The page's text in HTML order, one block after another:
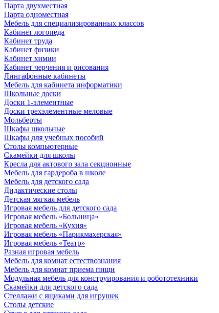
Парта двухместная
Парта одноместная
Мебель для специализированных классов
Кабинет логопеда
Кабинет труда
Кабинет физики
Кабинет химии
Кабинет черчения и рисования
Лингафонные кабинеты
Мебель для кабинета информатики
Школьные доски
Доски 1-элементные
Доски трехэлементные меловые
Мольберты
Шкафы школьные
Шкафы для учебных пособий
Столы компьютерные
Скамейки для школы
Кресла для актового зала секционные
Мебель для гардероба в школе
Мебель для детского сада
Дидактические столы
Детская мягкая мебель
Игровая мебель для детского сада
Игровая мебель «Больница»
Игровая мебель «Кухня»
Игровая мебель «Парикмахерская»
Игровая мебель «Театр»
Разная игровая мебель
Мебель для комнат естествознания
Мебель для комнат приема пищи
Модульная мебель для конструирования и робототехники
Скамейки для детского сада
Стеллажи с ящиками для игрушек
Столы детские